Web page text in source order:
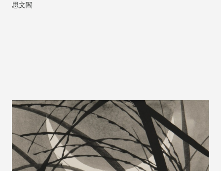
News お知らせ
Exhibitors 出展ギャラリー一覧
- Gallery Collaborations
- Kyoto Meetings
思文閣